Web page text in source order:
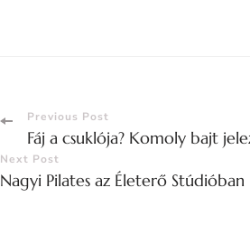
Previous Post
Fáj a csuklója? Komoly bajt
Next Post
Nagyi Pilates az Életerő Stúdióban